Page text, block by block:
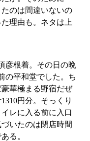
たのは間違いないの
理由も。ネタは上
彦根着。その日の晩
の平和堂でした。ち
華極まる野宿だぜ
円分。そっくり
レに入る前に入口
いたのは閉店時間
る。